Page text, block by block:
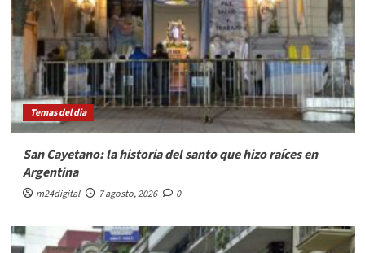
Temas del dia
San Cayetano: la historia del santo que hizo raíces en
Argentina
m24digital 7 agosto, 2026 0